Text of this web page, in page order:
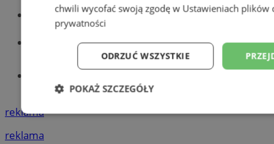
Wiadomości kryminalne w Wodzisławiu
Wiadomości lokalne
Śląski
reklama
reklama
chwili wycofać swoją zgodę w Ustawieniach plików
prywatności
ODRZUĆ WSZYSTKIE
POKAŻ SZCZEGÓŁY
Niezbędne Wydajność